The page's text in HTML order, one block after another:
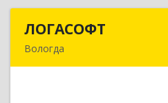
ЛОГАСОФТ
Вологда